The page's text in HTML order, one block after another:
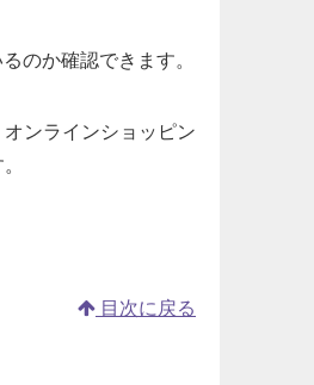
のか確認できます。
ンラインショッピン
目次に戻る